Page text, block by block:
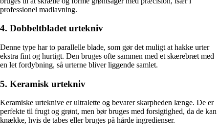
professionel madlavning.
4. Dobbeltbladet urtekniv
Denne type har to parallelle blade, som gør det muligt at hakke urter
ekstra fint og hurtigt. Den bruges ofte sammen med et skærebræt med
en let fordybning, så urterne bliver liggende samlet.
5. Keramisk urtekniv
Keramiske urteknive er ultralette og bevarer skarpheden længe. De er
perfekte til frugt og grønt, men bør bruges med forsigtighed, da de kan
knække, hvis de tabes eller bruges på hårde ingredienser.